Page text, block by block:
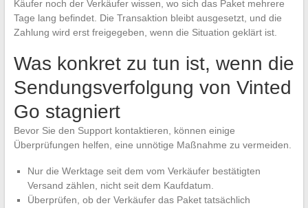
Käufer noch der Verkäufer wissen, wo sich das Paket mehrere
Tage lang befindet. Die Transaktion bleibt ausgesetzt, und die
Zahlung wird erst freigegeben, wenn die Situation geklärt ist.
Was konkret zu tun ist, wenn die
Sendungsverfolgung von Vinted
Go stagniert
Bevor Sie den Support kontaktieren, können einige
Überprüfungen helfen, eine unnötige Maßnahme zu vermeiden.
Nur die Werktage seit dem vom Verkäufer bestätigten
Versand zählen, nicht seit dem Kaufdatum.
Überprüfen, ob der Verkäufer das Paket tatsächlich